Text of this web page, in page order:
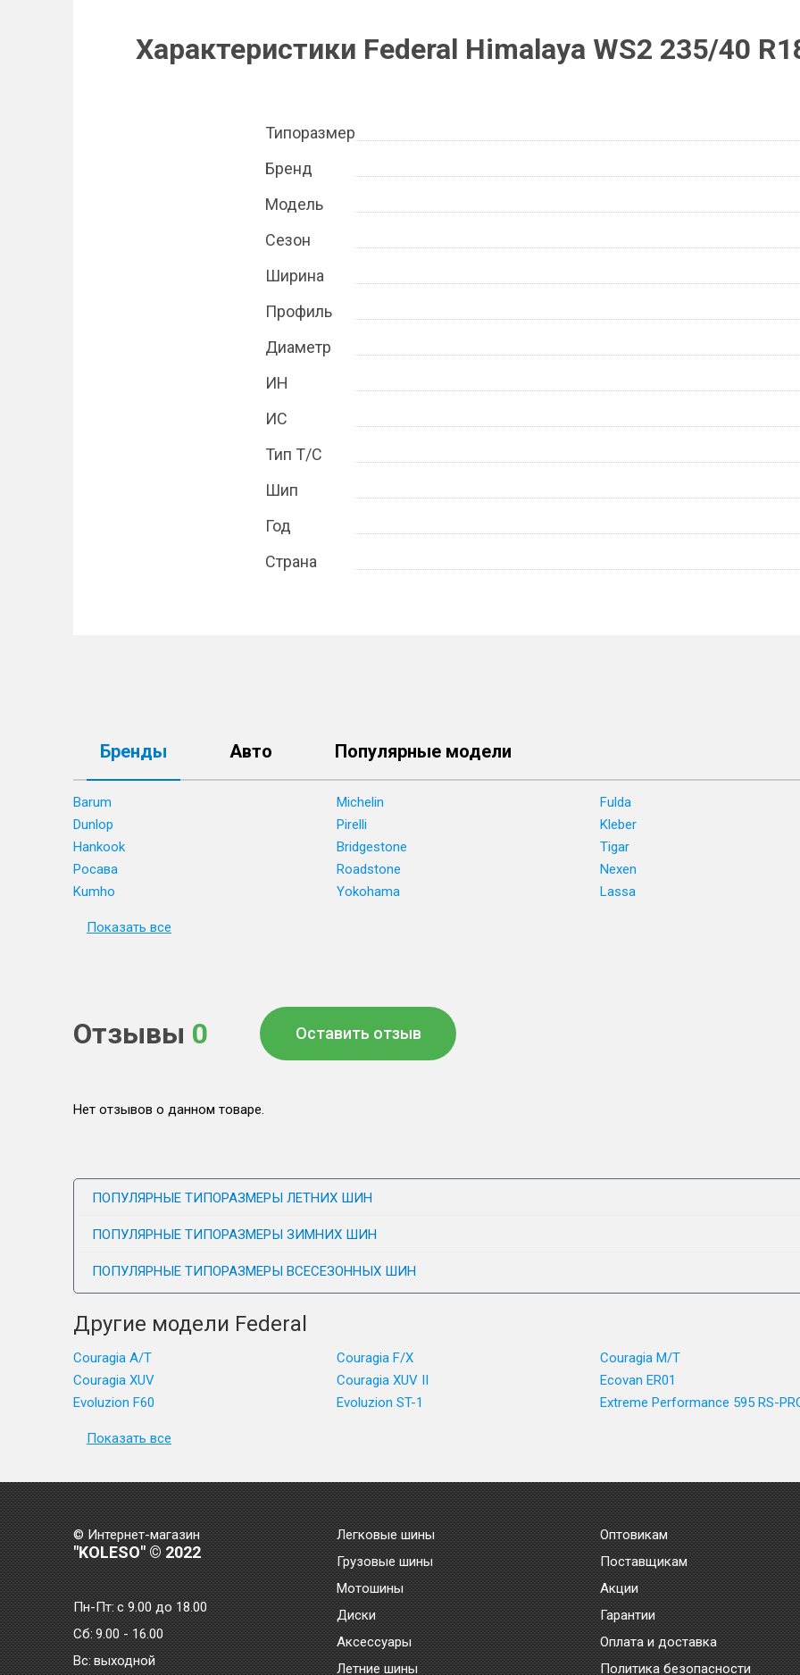
Характеристики Federal Himalaya WS2 235/40
Типоразмер
Бренд
Модель
Сезон
Ширина
Профиль
Диаметр
ИН
ИС
Тип Т/С
Шип
Год
Страна
Бренды Авто Популярные модели
Barum Michelin Fulda
Dunlop
Pirelli Kleber
Hankook
Bridgestone Tigar
Росава
Roadstone Nexen
Kumho
Yokohama Lassa
Показать все
Отзывы 0 Оставить отзыв
Нет отзывов о данном товаре.
ПОПУЛЯРНЫЕ ТИПОРАЗМЕРЫ ЛЕТНИХ ШИН
ПОПУЛЯРНЫЕ ТИПОРАЗМЕРЫ ЗИМНИХ ШИН
ПОПУЛЯРНЫЕ ТИПОРАЗМЕРЫ ВСЕСЕЗОННЫХ ШИН
Другие модели Federal
Couragia A/T Couragia F/X Couragia M/T
Couragia XUV
Couragia XUV II Ecovan ER01
Evoluzion F60
Evoluzion ST-1 Extreme Performance 595 RS-
Показать все
© Интернет-магазин
"KOLESO" © 2022
Пн-Пт:с 9.00 до 18.00
Сб: 9.00 - 16.00
Bc: выходной
Легковые шины
Грузовые шины
Мотошины
Диски
Аксессуары
Летние шины
Оптовикам
Поставщикам
Акции
Гарантии
Оплата и доставка
Политика безопасности